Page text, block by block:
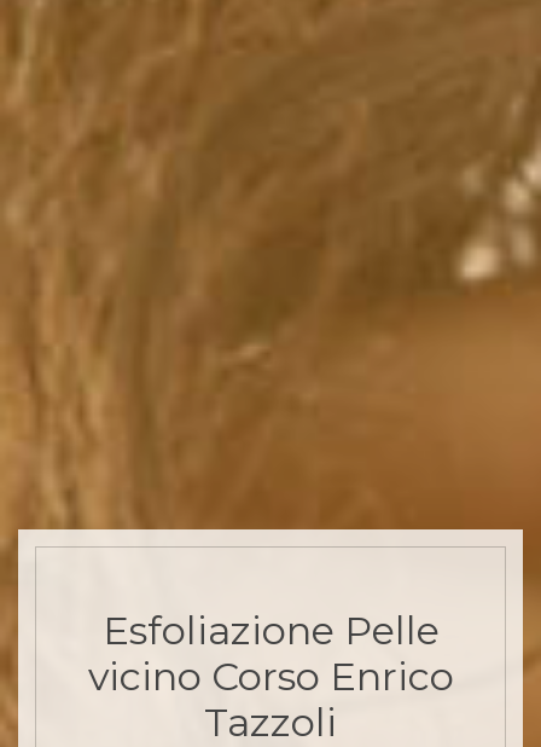
Esfoliazione Pelle
vicino Corso Enrico
Tazzoli